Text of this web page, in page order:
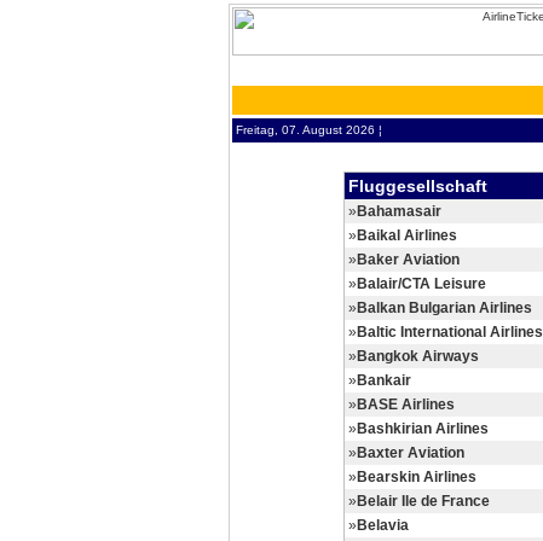
Freitag, 07. August 2026 ¦
Fluggesellschaft
» Bahamasair
»Baikal Airlines
» Baker Aviation
»Balair/CTA Leisure
» Balkan Bulgarian Airlines
»Baltic International Airlines
» Bangkok Airways
»Bankair
» BASE Airlines
»Bashkirian Airlines
» Baxter Aviation
»Bearskin Airlines
» Belair Ile de France
»Belavia